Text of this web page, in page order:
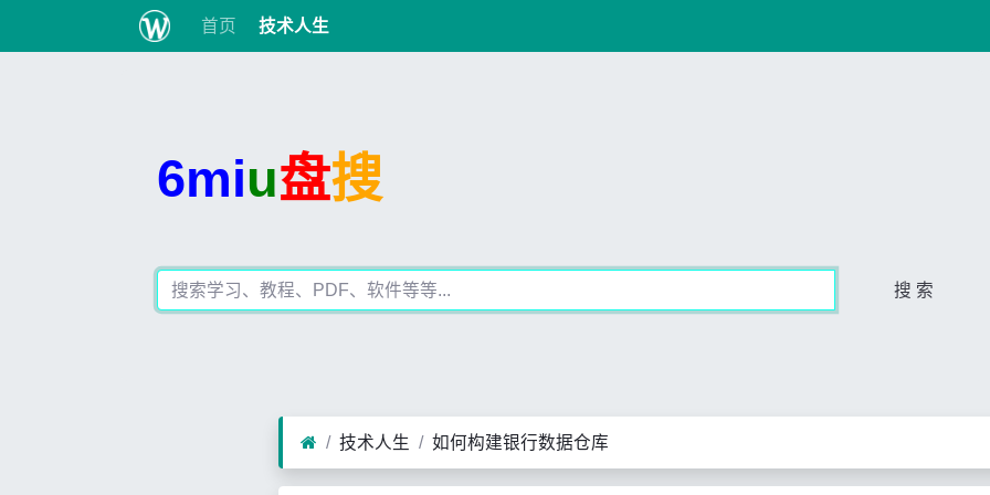
首页 技术人生
6miu盘搜
搜 索
技术人生 如何构建银行数据仓库